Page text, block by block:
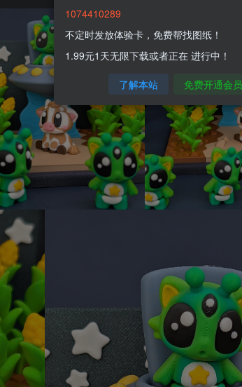
1074410289
不定时发放体验卡，免费帮找图纸！
1.99元1天无限下载或者正在 进行中！
了解本站 免费开通会员